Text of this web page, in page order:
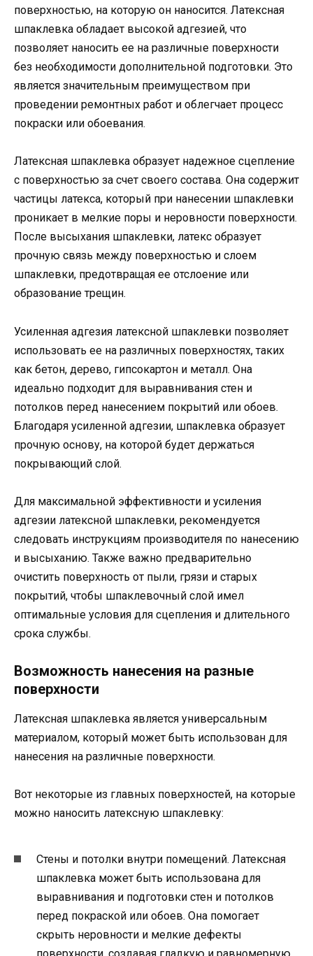
поверхностью, на которую он наносится. Латексная
шпаклевка обладает высокой адгезией, что
позволяет наносить ее на различные поверхности
без необходимости дополнительной подготовки. Это
является значительным преимуществом при
проведении ремонтных работ и облегчает процесс
покраски или обоевания.
Латексная шпаклевка образует надежное сцепление
с поверхностью за счет своего состава. Она содержит
частицы латекса, который при нанесении шпаклевки
проникает в мелкие поры и неровности поверхности.
После высыхания шпаклевки, латекс образует
прочную связь между поверхностью и слоем
шпаклевки, предотвращая ее отслоение или
образование трещин.
Усиленная адгезия латексной шпаклевки позволяет
использовать ее на различных поверхностях, таких
как бетон, дерево, гипсокартон и металл. Она
идеально подходит для выравнивания стен и
потолков перед нанесением покрытий или обоев.
Благодаря усиленной адгезии, шпаклевка образует
прочную основу, на которой будет держаться
покрывающий слой.
Для максимальной эффективности и усиления
адгезии латексной шпаклевки, рекомендуется
следовать инструкциям производителя по нанесению
и высыханию. Также важно предварительно
очистить поверхность от пыли, грязи и старых
покрытий, чтобы шпаклевочный слой имел
оптимальные условия для сцепления и длительного
срока службы.
Возможность нанесения на разные
поверхности
Латексная шпаклевка является универсальным
материалом, который может быть использован для
нанесения на различные поверхности.
Вот некоторые из главных поверхностей, на которые
можно наносить латексную шпаклевку:
Стены и потолки внутри помещений. Латексная
шпаклевка может быть использована для
выравнивания и подготовки стен и потолков
перед покраской или обоев. Она помогает
скрыть неровности и мелкие дефекты
поверхности, создавая гладкую и равномерную